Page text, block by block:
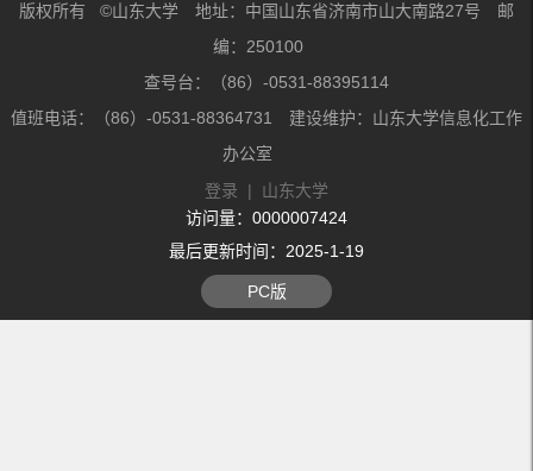
版权所有 ©山东大学 地址：中国山东省济南市山大南路27号 邮
编：250100
查号台：（86）-0531-88395114
值班电话：（86）-0531-88364731 建设维护：山东大学信息化工作
办公室
登录 | 山东大学
访问量： 0000007424
最后更新时间： 2025-1-19
PC版